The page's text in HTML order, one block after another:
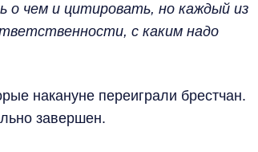
о чем и цитировать, но каждый из
с каким надо
накануне переиграли брестчан.
завершен.